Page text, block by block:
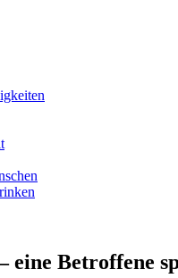
eine Betroffene